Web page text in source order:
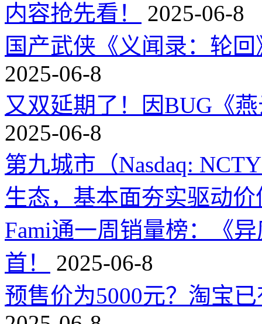
内容抢先看！
2025-06-8
国产武侠《义闻录：轮
2025-06-8
又双延期了！因BUG《
2025-06-8
第九城市（Nasdaq:
生态，基本面夯实驱动价
Fami通一周销量榜：《
首！
2025-06-8
预售价为5000元？淘宝